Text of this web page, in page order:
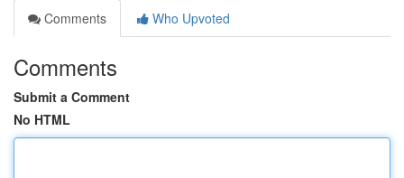
Comments
Who Upvoted
Comments
Submit a Comment
No HTML